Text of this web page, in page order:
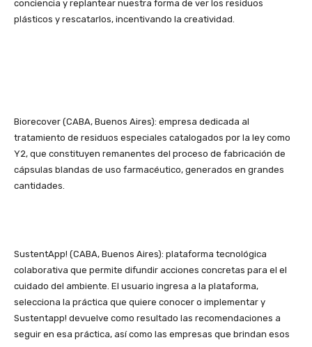
conciencia y replantear nuestra forma de ver los residuos
plásticos y rescatarlos, incentivando la creatividad.
Biorecover (CABA, Buenos Aires): empresa dedicada al
tratamiento de residuos especiales catalogados por la ley como
Y2, que constituyen remanentes del proceso de fabricación de
cápsulas blandas de uso farmacéutico, generados en grandes
cantidades.
SustentApp! (CABA, Buenos Aires): plataforma tecnológica
colaborativa que permite difundir acciones concretas para el el
cuidado del ambiente. El usuario ingresa a la plataforma,
selecciona la práctica que quiere conocer o implementar y
Sustentapp! devuelve como resultado las recomendaciones a
seguir en esa práctica, así como las empresas que brindan esos